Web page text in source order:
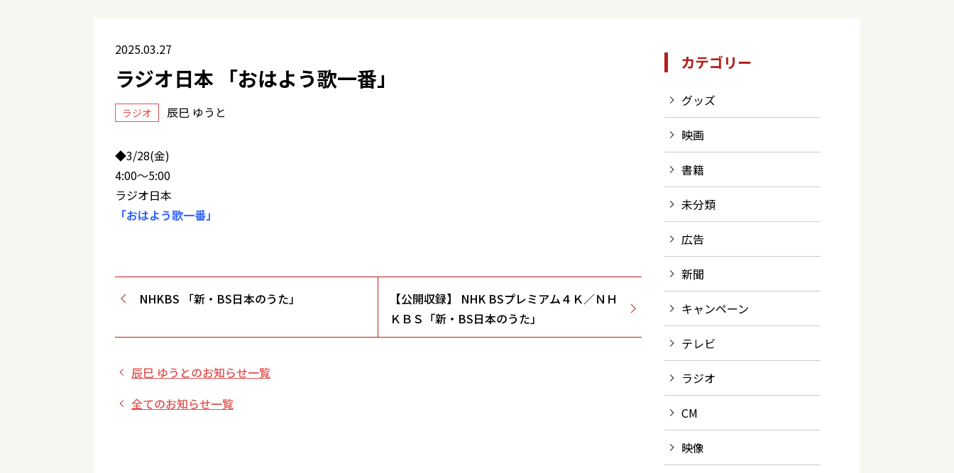
2025.03.27
ラジオ日本 「おはよう歌一番」
ラジオ 辰巳 ゆうと
◆3/28(金)
4:00～5:00
ラジオ日本
「おはよう歌一番」
NHKBS 「新・BS日本のうた」
【公開収録】 NHK BSプレミアム４Ｋ／ＮＨ
ＫＢＳ「新・BS日本のうた」
辰巳 ゆうとのお知らせ一覧
全てのお知らせ一覧
カテゴリー
グッズ
映画
書籍
未分類
広告
新聞
キャンペーン
テレビ
ラジオ
CM
映像